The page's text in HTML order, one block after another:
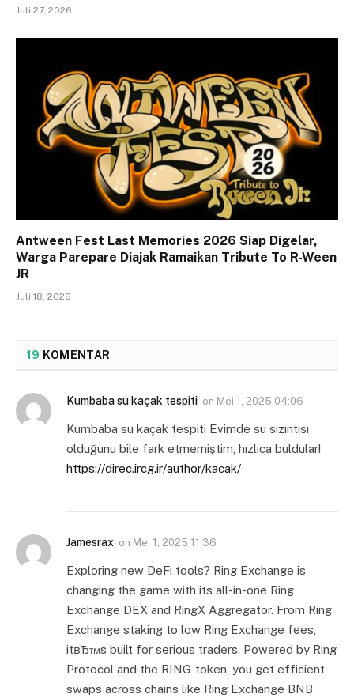
Juli 27, 2026
Antween Fest Last Memories 2026 Siap Digelar,
Warga Parepare Diajak Ramaikan Tribute To R-Ween
JR
Juli 18, 2026
19 KOMENTAR
Kumbaba su kaçak tespiti on Mei 1, 2025 04:06
Kumbaba su kaçak tespiti Evimde su sızıntısı
olduğunu bile fark etmemiştim, hızlıca buldular!
https://direc.ircg.ir/author/kacak/
Jamesrax on Mei 1, 2025 11:36
Exploring new DeFi tools? Ring Exchange is
changing the game with its all-in-one Ring
Exchange DEX and RingX Aggregator. From Ring
Exchange staking to low Ring Exchange fees,
itвЂ™s built for serious traders. Powered by Ring
Protocol and the RING token, you get efficient
swaps across chains like Ring Exchange BNB